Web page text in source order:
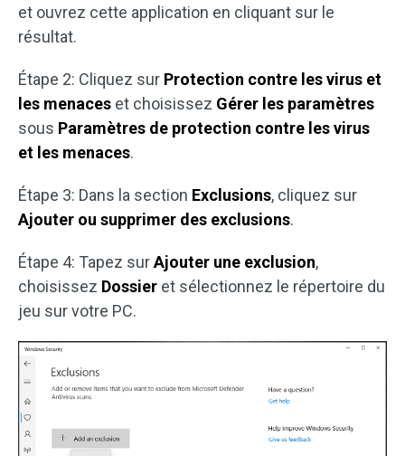
et ouvrez cette application en cliquant sur le
résultat.
Étape 2: Cliquez sur Protection contre les virus et
les menaces et choisissez Gérer les paramètres
sous Paramètres de protection contre les virus
et les menaces.
Étape 3: Dans la section Exclusions, cliquez sur
Ajouter ou supprimer des exclusions.
Étape 4: Tapez surAjouter une exclusion,
choisissez Dossier et sélectionnez le répertoire du
jeu sur votre PC.